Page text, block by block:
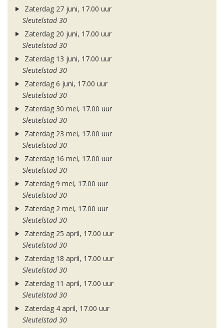
Zaterdag 27 juni, 17.00 uur
Sleutelstad 30
Zaterdag 20 juni, 17.00 uur
Sleutelstad 30
Zaterdag 13 juni, 17.00 uur
Sleutelstad 30
Zaterdag 6 juni, 17.00 uur
Sleutelstad 30
Zaterdag 30 mei, 17.00 uur
Sleutelstad 30
Zaterdag 23 mei, 17.00 uur
Sleutelstad 30
Zaterdag 16 mei, 17.00 uur
Sleutelstad 30
Zaterdag 9 mei, 17.00 uur
Sleutelstad 30
Zaterdag 2 mei, 17.00 uur
Sleutelstad 30
Zaterdag 25 april, 17.00 uur
Sleutelstad 30
Zaterdag 18 april, 17.00 uur
Sleutelstad 30
Zaterdag 11 april, 17.00 uur
Sleutelstad 30
Zaterdag 4 april, 17.00 uur
Sleutelstad 30